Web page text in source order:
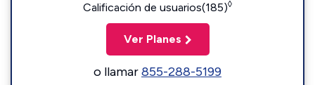
Calificación de usuarios(185)◊
Ver Planes
o llamar855-288-5199